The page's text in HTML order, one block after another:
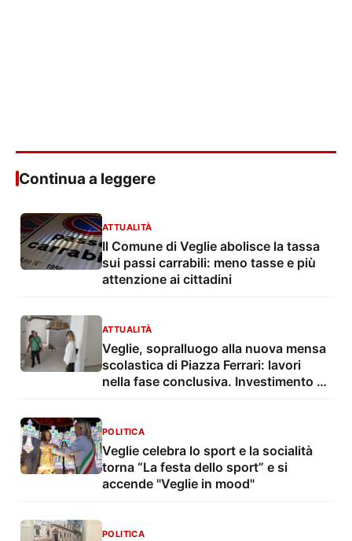
Continua a leggere
ATTUALITÀ
Il Comune di Veglie abolisce la tassa
sui passi carrabili: meno tasse e più
attenzione ai cittadini
ATTUALITÀ
Veglie, sopralluogo alla nuova mensa
scolastica di Piazza Ferrari: lavori
nella fase conclusiva. Investimento da
POLITICA
Veglie celebra lo sport e la socialità
torna “La festa dello sport” e si
accende "Veglie in mood"
POLITICA